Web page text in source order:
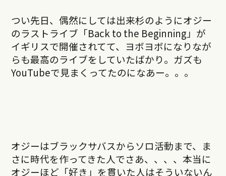
つい先日、偶然にしては出来杉のようにオジー
のラストライブ「Back to the Beginning」が
イギリスで開催されてて、ヨボヨボになりなが
らも最高のライブをしていたばかり。ガズも
YouTubeで見まくってたのになあー。。。
オジーはブラックサバスからソロ活動まで、ま
さに時代を作ってきた人でさあ、、、、本当に
オジーほど「好き」を貫いた人はそういないん